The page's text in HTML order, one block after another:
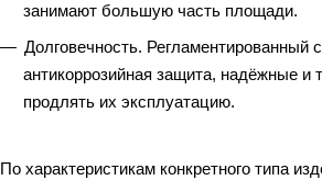
занимают большую часть площади.
Долговечность. Регламентированный
антикоррозийная защита, надёжные и
продлять их эксплуатацию.
По характеристикам конкретного типа